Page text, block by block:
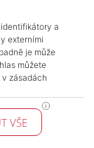
a
externími
je může
můžete
zásadách
VŠE